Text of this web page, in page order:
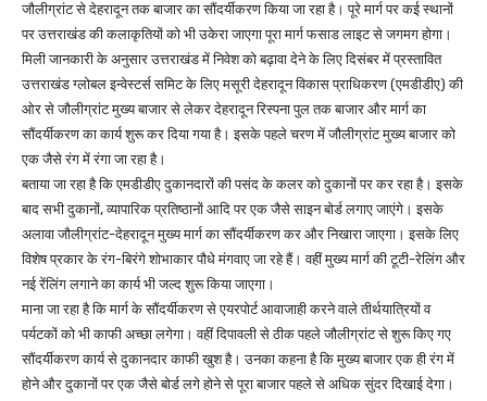
जौलीग्रांट से देहरादून तक बाजार का सौंदर्यीकरण किया जा रहा है। पूरे मार्ग पर कई स्थानों
पर उत्तराखंड की कलाकृतियों को भी उकेरा जाएगा पूरा मार्ग फसाड लाइट से जगमग होगा।
मिली जानकारी के अनुसार उत्तराखंड में निवेश को बढ़ावा देने के लिए दिसंबर में प्रस्तावित
उत्तराखंड ग्लोबल इन्वेस्टर्स समिट के लिए मसूरी देहरादून विकास प्राधिकरण (एमडीडीए) की
ओर से जौलीग्रांट मुख्य बाजार से लेकर देहरादून रिस्पना पुल तक बाजार और मार्ग का
सौंदर्यीकरण का कार्य शुरू कर दिया गया है। इसके पहले चरण में जौलीग्रांट मुख्य बाजार को
एक जैसे रंग में रंगा जा रहा है।
बताया जा रहा है कि एमडीडीए दुकानदारों की पसंद के कलर को दुकानों पर कर रहा है। इसके
बाद सभी दुकानों, व्यापारिक प्रतिष्ठानों आदि पर एक जैसे साइन बोर्ड लगाए जाएंगे। इसके
अलावा जौलीग्रांट-देहरादून मुख्य मार्ग का सौंदर्यीकरण कर और निखारा जाएगा। इसके लिए
विशेष प्रकार के रंग-बिरंगे शोभाकार पौधे मंगवाए जा रहे हैं। वहीं मुख्य मार्ग की टूटी-रेलिंग और
नई रेंलिंग लगाने का कार्य भी जल्द शुरू किया जाएगा।
माना जा रहा है कि मार्ग के सौंदर्यीकरण से एयरपोर्ट आवाजाही करने वाले तीर्थयात्रियों व
पर्यटकों को भी काफी अच्छा लगेगा। वहीं दिपावली से ठीक पहले जौलीग्रांट से शुरू किए गए
सौंदर्यीकरण कार्य से दुकानदार काफी खुश है। उनका कहना है कि मुख्य बाजार एक ही रंग में
होने और दुकानों पर एक जैसे बोर्ड लगे होने से पूरा बाजार पहले से अधिक सुंदर दिखाई देगा।